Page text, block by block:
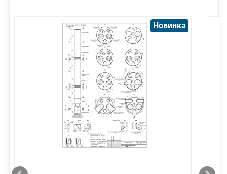
Новинка